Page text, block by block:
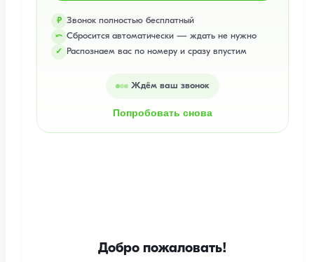
₽ Звонок полностью бесплатный
⤺ Сбросится автоматически — ждать не нужно
✓ Распознаем вас по номеру и сразу впустим
Ждём ваш звонок
Попробовать снова
Добро пожаловать!